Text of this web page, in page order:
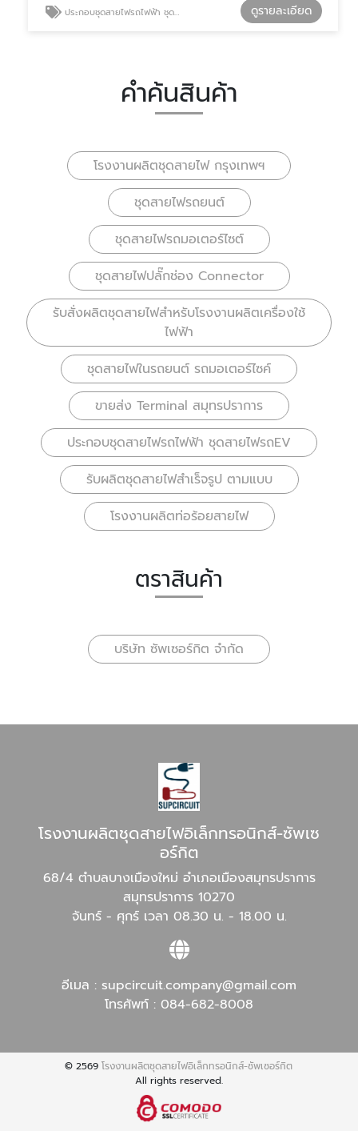
ประกอบชุดสายไฟรถไฟฟ้า ชุดสายไฟรถEV ดูรายละเอียด
คำค้นสินค้า
โรงงานผลิตชุดสายไฟ กรุงเทพฯ
ชุดสายไฟรถยนต์
ชุดสายไฟรถมอเตอร์ไซต์
ชุดสายไฟปลั๊กช่อง Connector
รับสั่งผลิตชุดสายไฟสำหรับโรงงานผลิตเครื่องใช้
ไฟฟ้า
ชุดสายไฟในรถยนต์ รถมอเตอร์ไซค์
ขายส่ง Terminal สมุทรปราการ
ประกอบชุดสายไฟรถไฟฟ้า ชุดสายไฟรถEV
รับผลิตชุดสายไฟสำเร็จรูป ตามแบบ
โรงงานผลิตท่อร้อยสายไฟ
ตราสินค้า
บริษัท ซัพเซอร์กิต จำกัด
โรงงานผลิตชุดสายไฟอิเล็กทรอนิกส์-ซัพเซ
อร์กิต
68/4 ตำบลบางเมืองใหม่ อำเภอเมืองสมุทรปราการ
สมุทรปราการ 10270
จันทร์ - ศุกร์ เวลา 08.30 น. - 18.00 น.
อีเมล : supcircuit.company@gmail.com
โทรศัพท์ : 084-682-8008
© 2569โรงงานผลิตชุดสายไฟอิเล็กทรอนิกส์-ซัพเซอร์กิต
All rights reserved.